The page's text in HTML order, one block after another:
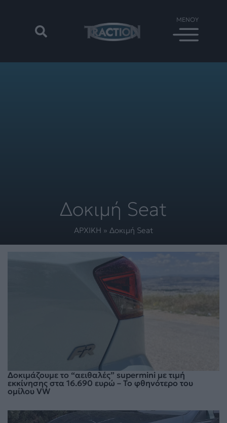
Δοκιμή Seat
ΑΡΧΙΚΗ » Δοκιμή Seat
Δοκιμάζουμε το “αειθαλές” supermini με τιμή
εκκίνησης στα 16.690 ευρώ – Το φθηνότερο του
ομίλου VW